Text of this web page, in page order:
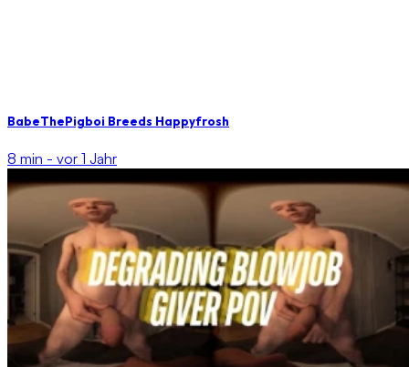
BabeThePigboi Breeds Happyfrosh
8 min - vor 1 Jahr